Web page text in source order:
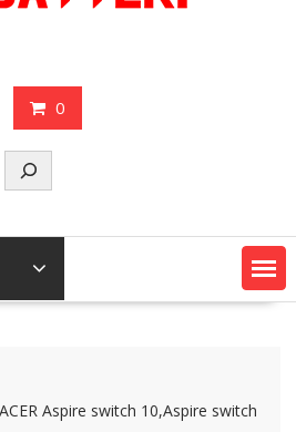
0
Aspire switch 10,Aspire switch